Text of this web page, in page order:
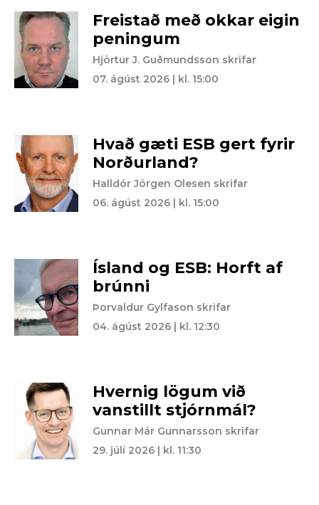
Freistað með okkar eigin
peningum
Hjörtur J. Guðmundsson skrifar
07. ágúst 2026 | kl. 15:00
Hvað gæti ESB gert fyrir
Norðurland?
Halldór Jörgen Olesen skrifar
06. ágúst 2026 | kl. 15:00
Ísland og ESB: Horft af
brúnni
Þorvaldur Gylfason skrifar
04. ágúst 2026 | kl. 12:30
Hvernig lögum við
vanstillt stjórnmál?
Gunnar Már Gunnarsson skrifar
29. júlí 2026 | kl. 11:30